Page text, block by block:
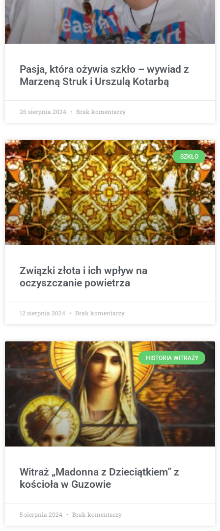
Pasja, która ożywia szkło – wywiad z
Marzeną Struk i Urszulą Kotarbą
26 sierpnia 2024 Brak komentarzy
SZKŁO
Związki złota i ich wpływ na
oczyszczanie powietrza
12 sierpnia 2024 Brak komentarzy
HISTORIA WITRAŻY
Witraż „Madonna z Dzieciątkiem” z
kościoła w Guzowie
5 sierpnia 2024 Brak komentarzy